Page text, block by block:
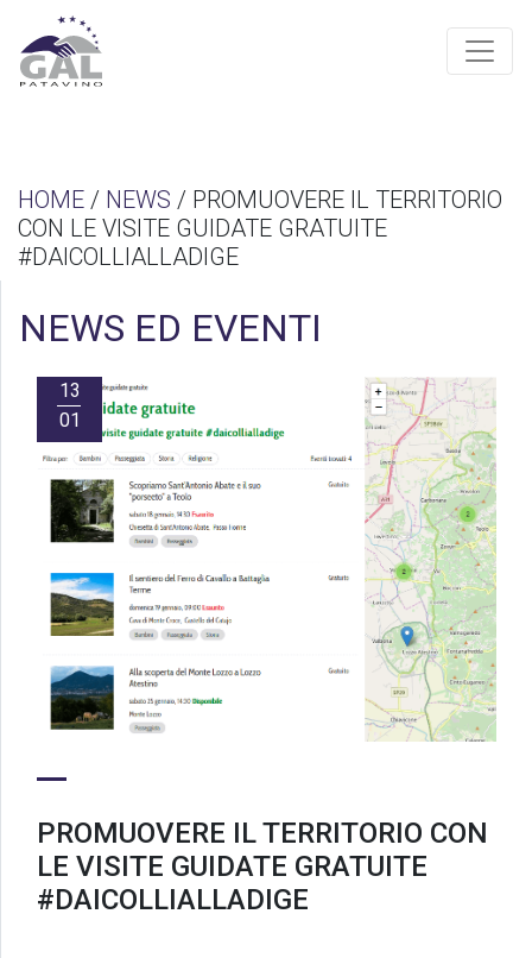
HOME / NEWS / PROMUOVERE IL TERRITORIO
CON LE VISITE GUIDATE GRATUITE
#DAICOLLIALLADIGE
NEWS ED EVENTI
13
01
PROMUOVERE IL TERRITORIO CON
LE VISITE GUIDATE GRATUITE
#DAICOLLIALLADIGE